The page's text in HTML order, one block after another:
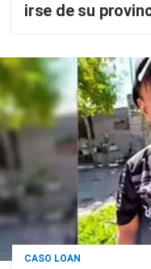
irse de su
CASO LOAN